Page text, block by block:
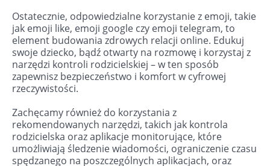
Ostatecznie, odpowiedzialne korzystanie z emoji, takie
jak emoji like, emoji google czy emoji telegram, to
element budowania zdrowych relacji online. Edukuj
swoje dziecko, bądź otwarty na rozmowę i korzystaj z
narzędzi kontroli rodzicielskiej – w ten sposób
zapewnisz bezpieczeństwo i komfort w cyfrowej
rzeczywistości.
Zachęcamy również do korzystania z
rekomendowanych narzędzi, takich jak kontrola
rodzicielska oraz aplikacje monitorujące, które
umożliwiają śledzenie wiadomości, ograniczenie czasu
spędzanego na poszczególnych aplikacjach, oraz